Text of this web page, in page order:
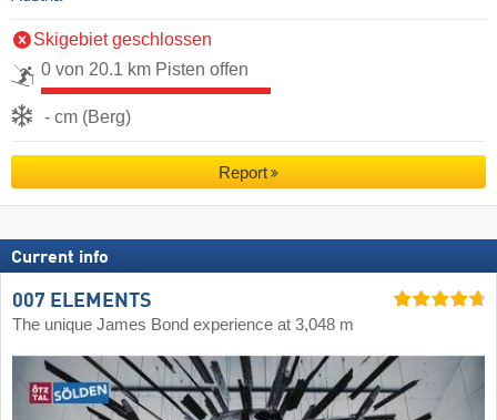
Skigebiet geschlossen
0 von 20.1 km Pisten offen
- cm (Berg)
Report
Current info
007 ELEMENTS
The unique James Bond experience at 3,048 m